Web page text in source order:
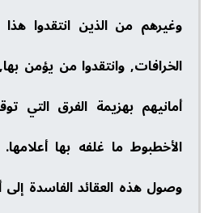
وغيرهم من الذين انتقدوا
الخرافات, وانتقدوا من يؤمن
أمانيهم بهزيمة الفرق التي
الأخطبوط ما غلفه بها
وصول هذه العقائد الفاسدة إلى